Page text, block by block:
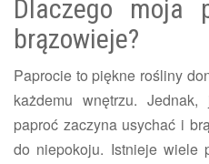
Dlaczego moja
brązowieje?
Paprocie to piękne rośliny
każdemu wnętrzu.
paproć zaczyna usychać i
do niepokoju. Istnieje wiele